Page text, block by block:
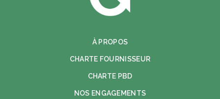
À PROPOS
CHARTE FOURNISSEUR
CHARTE PBD
NOS ENGAGEMENTS